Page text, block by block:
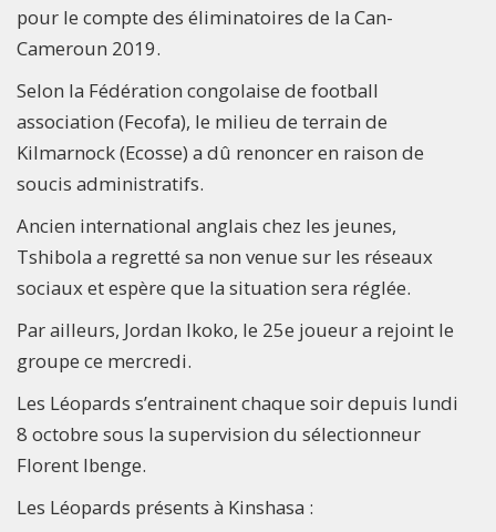
pour le compte des éliminatoires de la Can-
Cameroun 2019.
Selon la Fédération congolaise de football
association (Fecofa), le milieu de terrain de
Kilmarnock (Ecosse) a dû renoncer en raison de
soucis administratifs.
Ancien international anglais chez les jeunes,
Tshibola a regretté sa non venue sur les réseaux
sociaux et espère que la situation sera réglée.
Par ailleurs, Jordan Ikoko, le 25e joueur a rejoint le
groupe ce mercredi.
Les Léopards s’entrainent chaque soir depuis lundi
8 octobre sous la supervision du sélectionneur
Florent Ibenge.
Les Léopards présents à Kinshasa :